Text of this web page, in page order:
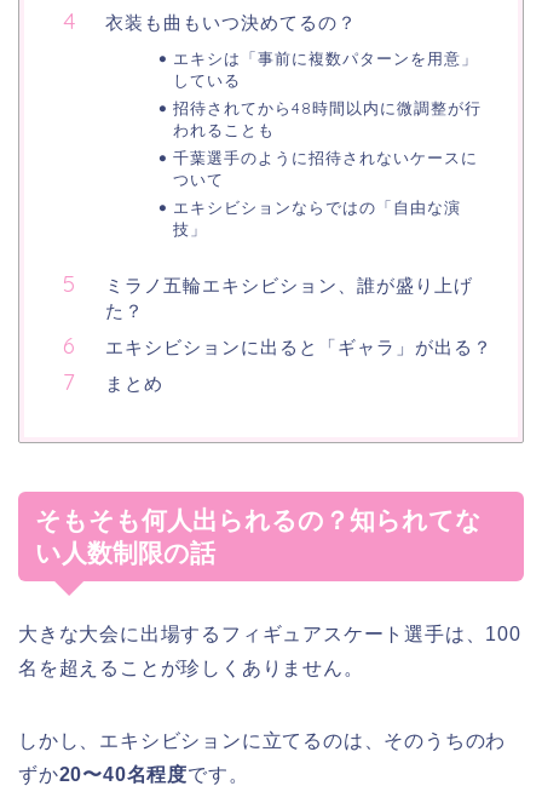
衣装も曲もいつ決めてるの？
エキシは「事前に複数パターンを用意」
している
招待されてから48時間以内に微調整が行
われることも
千葉選手のように招待されないケースに
ついて
エキシビションならではの「自由な演
技」
ミラノ五輪エキシビション、誰が盛り上げ
た？
エキシビションに出ると「ギャラ」が出る？
まとめ
そもそも何人出られるの？知られてな
い人数制限の話
大きな大会に出場するフィギュアスケート選手は、100
名を超えることが珍しくありません。
しかし、エキシビションに立てるのは、そのうちのわ
ずか20〜40名程度です。